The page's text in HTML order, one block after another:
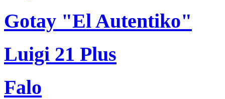
Gotay "El Autentiko"
Luigi 21 Plus
Falo